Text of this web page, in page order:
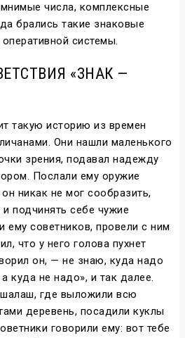
числа, комплексные
брались такие знаковые
системы.
«ЗНАК —
такую историю из времен
Они нашли маленького
зрения, подавал надежду
Послали ему оружие
никак не мог сообразить,
подчинять себе чужие
ему советников, провели с ним
что у него голова пухнет
он, — не знаю, куда надо
куда не надо», и так далее.
где выложили всю
деревень, посадили куклы
говорили ему: вот тебе